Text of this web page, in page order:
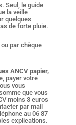
Seul, le guide
la veille
quelques
de forte pluie.
par chèque
ANCV papier,
payer votre
vous
que vous
moins 3 euros
par mail
au 06 87
explications.